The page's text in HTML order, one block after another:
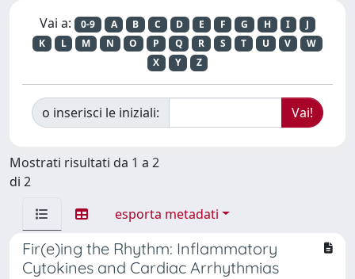
Vai a: 0-9 A B C D E F G H I
J
K
L M N O P Q R S T U V
W
X
Y Z
o inserisci le iniziali:
Mostrati risultati da 1 a 2
di 2
esporta metadati
Fir(e)ing the Rhythm: Inflammatory
Cytokines and Cardiac Arrhythmias